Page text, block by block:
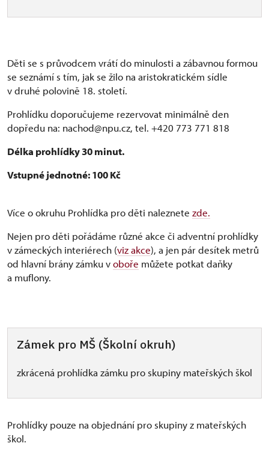
Děti se s průvodcem vrátí do minulosti a zábavnou formou
se seznámí s tím, jak se žilo na aristokratickém sídle
v druhé polovině 18. století.
Prohlídku doporučujeme rezervovat minimálně den
dopředu na: nachod@npu.cz, tel. +420 773 771 818
Délka prohlídky 30 minut.
Vstupné jednotné: 100 Kč
Více o okruhu Prohlídka pro děti naleznete zde.
Nejen pro děti pořádáme různé akce či adventní prohlídky
v zámeckých interiérech (viz akce), a jen pár desítek metrů
od hlavní brány zámku voboře můžete potkat daňky
a muflony.
Zámek pro MŠ (Školní okruh)
zkrácená prohlídka zámku pro skupiny mateřských škol
Prohlídky pouze na objednání pro skupiny z mateřských
škol.